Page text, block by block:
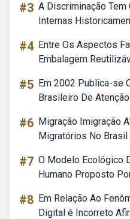
#3 A Discriminação
Internas
#4 Entre Os Aspectos
Embalagem
#5 Em 2002 Publica-se
Brasileiro De
#6 Migração Imigração
Migratórios No Brasil
#7 O Modelo Ecológico
Humano Proposto
#8 Em Relação Ao
Digital é Incorreto